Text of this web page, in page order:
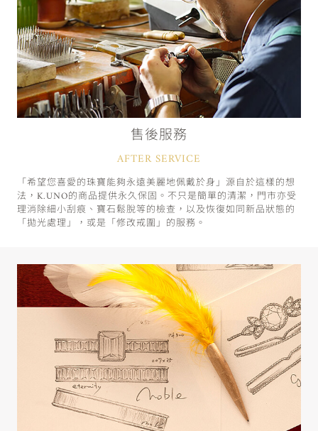
售後服務
AFTER SERVICE
「希望您喜愛的珠寶能夠永遠美麗地佩戴於身」源自於這樣的想
法，K.UNO的商品提供永久保固。不只是簡單的清潔，門市亦受
理消除細小刮痕、寶石鬆脫等的檢查，以及恢復如同新品狀態的
「拋光處理」，或是「修改戒圍」的服務。